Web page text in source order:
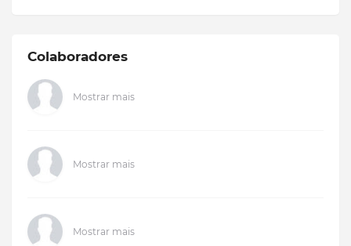
Colaboradores
Mostrar mais
Mostrar mais
Mostrar mais